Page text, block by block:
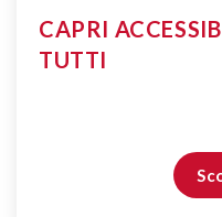
CAPRI
TUTTI